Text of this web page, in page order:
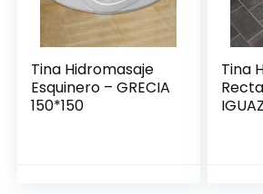
Tina Hidromasaje
Esquinero – GRECIA
150*150
Tina